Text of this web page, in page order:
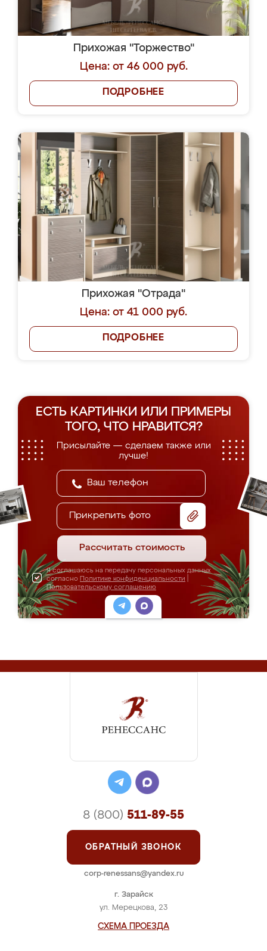
Прихожая "Торжество"
Цена: от 46 000 руб.
ПОДРОБНЕЕ
Прихожая "Отрада"
Цена: от 41 000 руб.
ПОДРОБНЕЕ
ЕСТЬ КАРТИНКИ ИЛИ ПРИМЕРЫ
ТОГО, ЧТО НРАВИТСЯ?
Присылайте — сделаем также или
лучше!
Прикрепить фото
Рассчитать стоимость
Я соглашаюсь на передачу персональных данных
согласно Политике конфиденциальности
Пользовательскому соглашению
г. Зарайск
ул. Мерецкова, 23
СХЕМА ПРОЕЗДА
8 (800) 511-89-55
ОБРАТНЫЙ ЗВОНОК
corp-renessans@yandex.ru